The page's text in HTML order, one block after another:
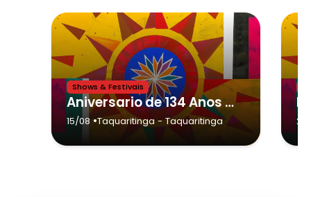
Shows & Festivais
Aniversario de 134 Anos de Taquaritinga - Taquaritinga
15/08 •Taquaritinga - Taquaritinga